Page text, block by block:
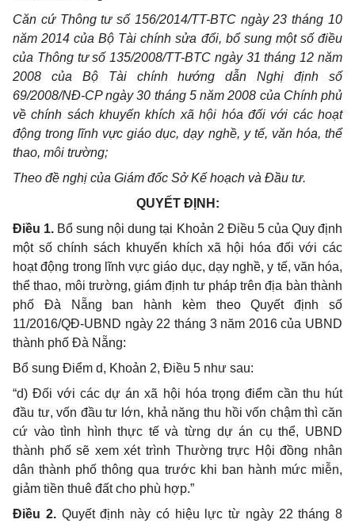
Căn cứ Thông tư số 156/2014/TT-BTC ngày 23 tháng 10
năm 2014 của Bộ Tài chính sửa đổi, bổ sung một số điều
của Thông tư số 135/2008/TT-BTC ngày 31 tháng 12 năm
2008 của Bộ Tài chính hướng dẫn Nghị định số
69/2008/NĐ-CP ngày 30 tháng 5 năm 2008 của Chính phủ
về chính sách khuyến khích xã hội hóa đối với các hoạt
động trong lĩnh vực giáo dục, dạy nghề, y tế, văn hóa, thể
thao, môi trường;
Theo đề nghị của Giám đốc Sở Kế hoạch và Đầu tư.
QUYẾT ĐỊNH:
Điều 1. Bổ sung nội dung tại Khoản 2 Điều 5 của Quy định
một số chính sách khuyến khích xã hội hóa đối với các
hoạt động trong lĩnh vực giáo dục, dạy nghề, y tế, văn hóa,
thể thao, môi trường, giám định tư pháp trên địa bàn thành
phố Đà Nẵng ban hành kèm theo Quyết định số
11/2016/QĐ-UBND ngày 22 tháng 3 năm 2016 của UBND
thành phố Đà Nẵng:
Bổ sung Điểm d, Khoản 2, Điều 5 như sau:
“d) Đối với các dự án xã hội hóa trọng điểm cần thu hút
đầu tư, vốn đầu tư lớn, khả năng thu hồi vốn chậm thì căn
cứ vào tình hình thực tế và từng dự án cụ thể, UBND
thành phố sẽ xem xét trình Thường trực Hội đồng nhân
dân thành phố thông qua trước khi ban hành mức miễn,
giảm tiền thuê đất cho phù hợp.”
Điều 2. Quyết định này có hiệu lực từ ngày 22 tháng 8